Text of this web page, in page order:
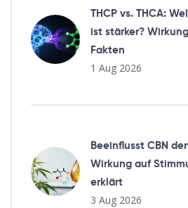
THCP vs. THCA:
ist stärker?
Fakten
1 Aug 2026
Beeinflusst CBN
Wirkung auf
erklärt
3 Aug 2026